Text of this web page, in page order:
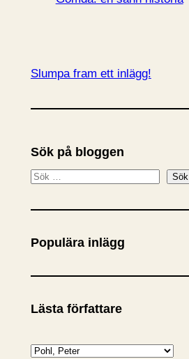
Slumpa fram ett inlägg!
Sök på bloggen
S
k
Sök
Populära inlägg
Lästa författare
K